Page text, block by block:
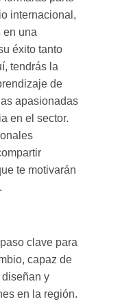
internacional,
en una
éxito tanto
tendrás la
de
apasionadas
en el sector.
te motivarán
clave para
capaz de
y
en la región.